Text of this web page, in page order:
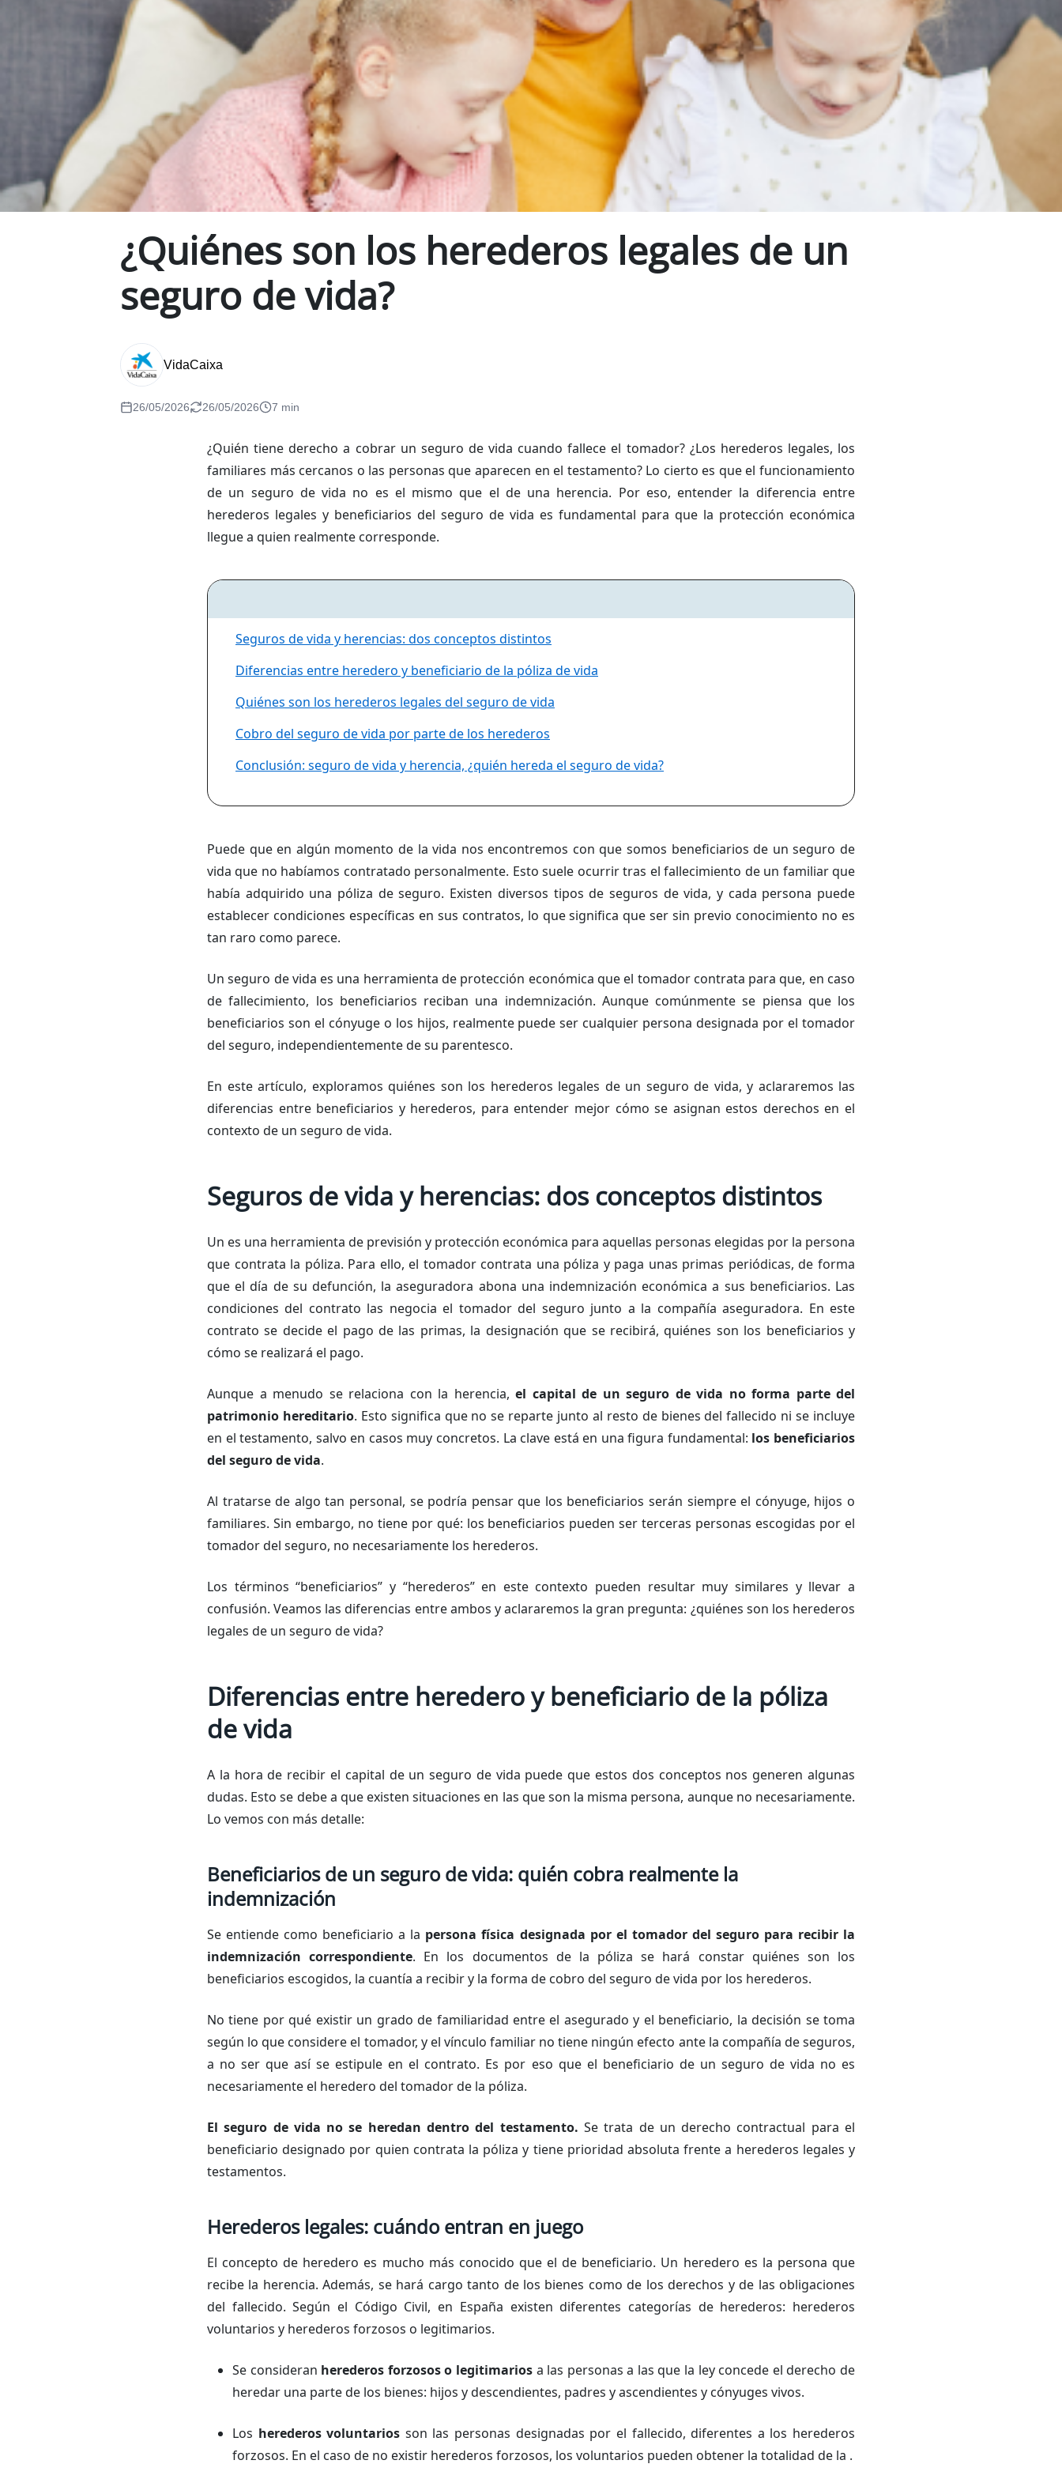
¿Quiénes son los herederos legales de un
seguro de vida?
VidaCaixa
26/05/2026 26/05/2026 7 min
¿Quién tiene derecho a cobrar un seguro de vida cuando fallece el tomador? ¿Los herederos legales, los
familiares más cercanos o las personas que aparecen en el testamento? Lo cierto es que el funcionamiento
de un seguro de vida no es el mismo que el de una herencia. Por eso, entender la diferencia entre
herederos legales y beneficiarios del seguro de vida es fundamental para que la protección económica
llegue a quien realmente corresponde.
Seguros de vida y herencias: dos conceptos distintos
Diferencias entre heredero y beneficiario de la póliza de vida
Quiénes son los herederos legales del seguro de vida
Cobro del seguro de vida por parte de los herederos
Conclusión: seguro de vida y herencia, ¿quién hereda el seguro de vida?
Puede que en algún momento de la vida nos encontremos con que somos beneficiarios de un seguro de
vida que no habíamos contratado personalmente. Esto suele ocurrir tras el fallecimiento de un familiar que
había adquirido una póliza de seguro. Existen diversos tipos de seguros de vida, y cada persona puede
establecer condiciones específicas en sus contratos, lo que significa que ser sin previo conocimiento no es
tan raro como parece.
Un seguro de vida es una herramienta de protección económica que el tomador contrata para que, en caso
de fallecimiento, los beneficiarios reciban una indemnización. Aunque comúnmente se piensa que los
beneficiarios son el cónyuge o los hijos, realmente puede ser cualquier persona designada por el tomador
del seguro, independientemente de su parentesco.
En este artículo, exploramos quiénes son los herederos legales de un seguro de vida, y aclararemos las
diferencias entre beneficiarios y herederos, para entender mejor cómo se asignan estos derechos en el
contexto de un seguro de vida.
Seguros de vida y herencias: dos conceptos distintos
Un es una herramienta de previsión y protección económica para aquellas personas elegidas por la persona
que contrata la póliza. Para ello, el tomador contrata una póliza y paga unas primas periódicas, de forma
que el día de su defunción, la aseguradora abona una indemnización económica a sus beneficiarios. Las
condiciones del contrato las negocia el tomador del seguro junto a la compañía aseguradora. En este
contrato se decide el pago de las primas, la designación que se recibirá, quiénes son los beneficiarios y
cómo se realizará el pago.
Aunque a menudo se relaciona con la herencia, el capital de un seguro de vida no forma parte del
patrimonio hereditario. Esto significa que no se reparte junto al resto de bienes del fallecido ni se incluye
en el testamento, salvo en casos muy concretos. La clave está en una figura fundamental: los beneficiarios
del seguro de vida.
Al tratarse de algo tan personal, se podría pensar que los beneficiarios serán siempre el cónyuge, hijos o
familiares. Sin embargo, no tiene por qué: los beneficiarios pueden ser terceras personas escogidas por el
tomador del seguro, no necesariamente los herederos.
Los términos “beneficiarios” y “herederos” en este contexto pueden resultar muy similares y llevar a
confusión. Veamos las diferencias entre ambos y aclararemos la gran pregunta: ¿quiénes son los herederos
legales de un seguro de vida?
Diferencias entre heredero y beneficiario de la póliza
de vida
A la hora de recibir el capital de un seguro de vida puede que estos dos conceptos nos generen algunas
dudas. Esto se debe a que existen situaciones en las que son la misma persona, aunque no necesariamente.
Lo vemos con más detalle:
Beneficiarios de un seguro de vida: quién cobra realmente la
indemnización
Se entiende como beneficiario a la persona física designada por el tomador del seguro para recibir la
indemnización correspondiente. En los documentos de la póliza se hará constar quiénes son los
beneficiarios escogidos, la cuantía a recibir y la forma de cobro del seguro de vida por los herederos.
No tiene por qué existir un grado de familiaridad entre el asegurado y el beneficiario, la decisión se toma
según lo que considere el tomador, y el vínculo familiar no tiene ningún efecto ante la compañía de seguros,
a no ser que así se estipule en el contrato. Es por eso que el beneficiario de un seguro de vida no es
necesariamente el heredero del tomador de la póliza.
El seguro de vida no se heredan dentro del testamento. Se trata de un derecho contractual para el
beneficiario designado por quien contrata la póliza y tiene prioridad absoluta frente a herederos legales y
testamentos.
Herederos legales: cuándo entran en juego
El concepto de heredero es mucho más conocido que el de beneficiario. Un heredero es la persona que
recibe la herencia. Además, se hará cargo tanto de los bienes como de los derechos y de las obligaciones
del fallecido. Según el Código Civil, en España existen diferentes categorías de herederos: herederos
voluntarios y herederos forzosos o legitimarios.
Se consideran herederos forzosos o legitimarios a las personas a las que la ley concede el derecho de
heredar una parte de los bienes: hijos y descendientes, padres y ascendientes y cónyuges vivos.
Los herederos voluntarios son las personas designadas por el fallecido, diferentes a los herederos
forzosos. En el caso de no existir herederos forzosos, los voluntarios pueden obtener la totalidad de la .